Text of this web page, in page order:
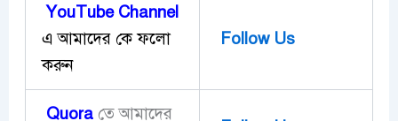
YouTube Channel
এ আমাদের কে ফলো
করুন
Follow Us
Quora তে আমাদের